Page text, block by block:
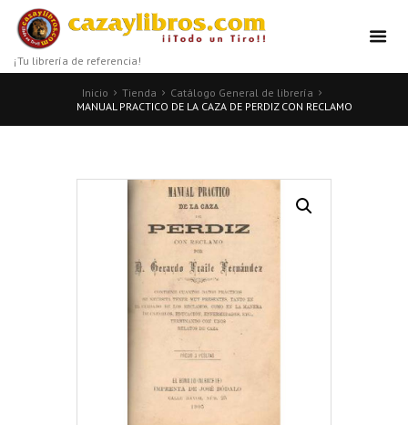
¡Tu librería de referencia!
Inicio Tienda
Catálogo General de librería
MANUAL PRACTICO DE LA CAZA DE PERDIZ CON RECLAMO